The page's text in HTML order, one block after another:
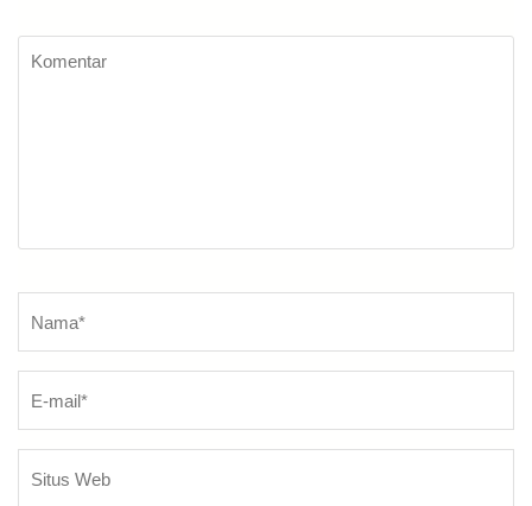
Komentar
Nama